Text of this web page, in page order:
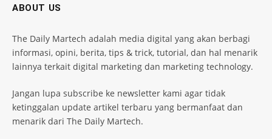
ABOUT US
The Daily Martech adalah media digital yang akan berbagi
informasi, opini, berita, tips & trick, tutorial, dan hal menarik
lainnya terkait digital marketing dan marketing technology.
Jangan lupa subscribe ke newsletter kami agar tidak
ketinggalan update artikel terbaru yang bermanfaat dan
menarik dari The Daily Martech.